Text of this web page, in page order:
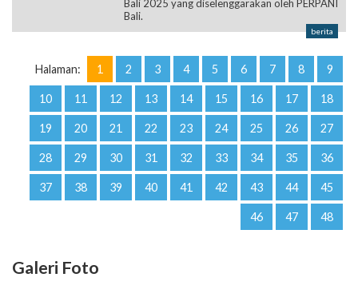
Bali 2025 yang diselenggarakan oleh PERPANI
Bali.
berita
Halaman: 1 2 3 4 5 6 7 8 9
10 11 12 13 14 15 16 17 18
19 20 21 22 23 24 25 26 27
28 29 30 31 32 33 34 35 36
37 38 39 40 41 42 43 44 45
46 47 48
Galeri Foto